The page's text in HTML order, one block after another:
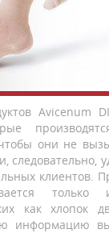
Avicenum
они не
следовательно,
клиентов.
только
как хлопок
информацию